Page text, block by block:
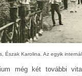
Észak Karolina. Az egyik
még két további